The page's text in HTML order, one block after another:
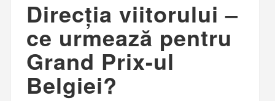
Direcția viitorului –
ce urmează pentru
Grand Prix-ul
Belgiei?